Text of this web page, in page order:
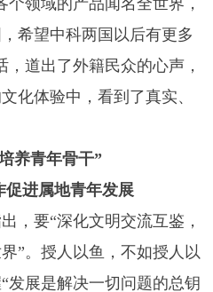
领域的产品闻名全世界，
希望中科两国以后有更多
道出了外籍民众的心声，
化体验中，看到了真实、
养青年骨干”
促进属地青年发展
，要“深化文明交流互鉴，
”。授人以鱼，不如授人以
发展是解决一切问题的总钥